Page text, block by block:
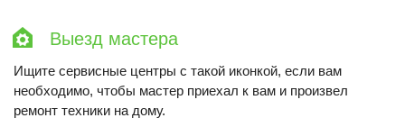
Выезд мастера
Ищите сервисные центры с такой иконкой, если вам
необходимо, чтобы мастер приехал к вам и произвел
ремонт техники на дому.